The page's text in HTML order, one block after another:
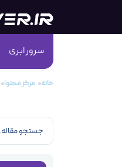
سرور ابری
خانه مرکز محتوا